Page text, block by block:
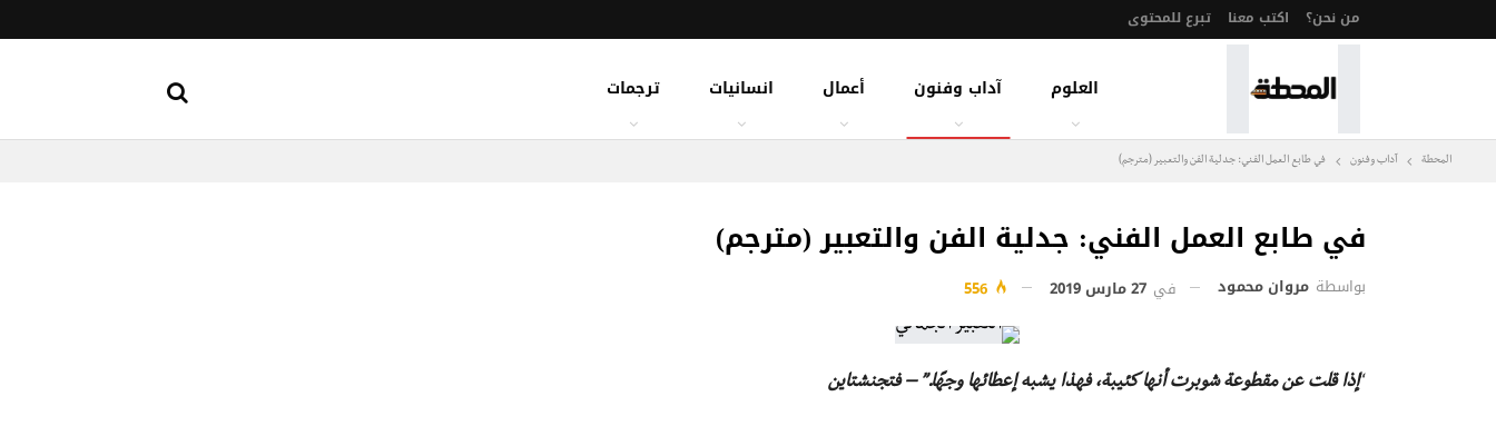
من نحن؟ اكتب معنا تبرع للمحتوى
العلوم آداب وفنون أعمال انسانيات ترجمات
المحطة آداب وفنون في طابع العمل الفني: جدلية الفن والتعبير (مترجم)
في طابع العمل الفني: جدلية الفن والتعبير (مترجم)
بواسطة مروان محمود في 27 مارس 2019
“إذا قلت عن مقطوعة شوبرت أنها كئيبة، فهذا يشبه إعطائها وجهًا.” – فتجنشتاين